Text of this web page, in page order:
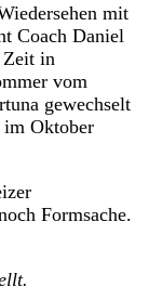
mit
Coach Daniel
Zeit in
vom
gewechselt
im Oktober
Formsache.